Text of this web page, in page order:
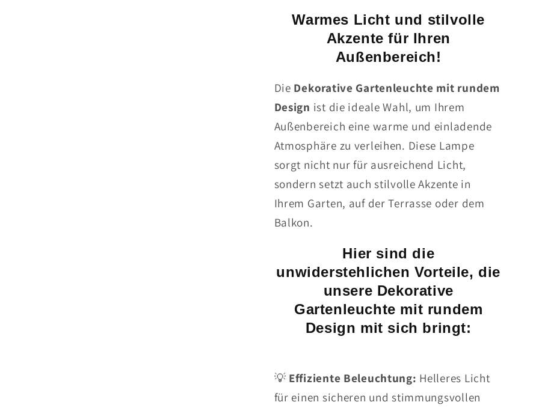
Warmes Licht und stilvolle
Akzente für Ihren
Außenbereich!
Die Dekorative Gartenleuchte mit rundem
Design ist die ideale Wahl, um Ihrem
Außenbereich eine warme und einladende
Atmosphäre zu verleihen. Diese Lampe
sorgt nicht nur für ausreichend Licht,
sondern setzt auch stilvolle Akzente in
Ihrem Garten, auf der Terrasse oder dem
Balkon.
Hier sind die
unwiderstehlichen Vorteile, die
unsere Dekorative
Gartenleuchte mit rundem
Design mit sich bringt:
💡Effiziente Beleuchtung: Helleres Licht
für einen sicheren und stimmungsvollen